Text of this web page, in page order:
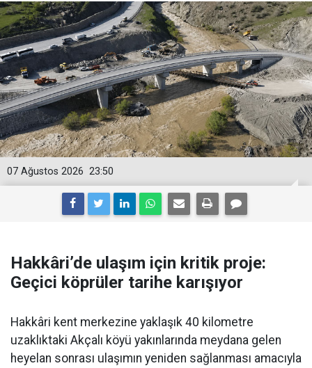
23:50
07 Ağustos 2026
Hakkâri’de ulaşım için kritik proje:
Geçici köprüler tarihe karışıyor
Hakkâri kent merkezine yaklaşık 40 kilometre
uzaklıktaki Akçalı köyü yakınlarında meydana gelen
heyelan sonrası ulaşımın yeniden sağlanması amacıyla